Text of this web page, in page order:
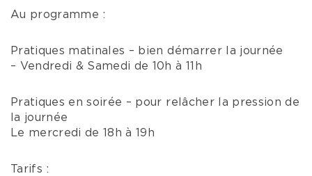
Au programme :
Pratiques matinales – bien démarrer la journée
– Vendredi & Samedi de 10h à 11h
Pratiques en soirée – pour relâcher la pression de
la journée
Le mercredi de 18h à 19h
Tarifs :